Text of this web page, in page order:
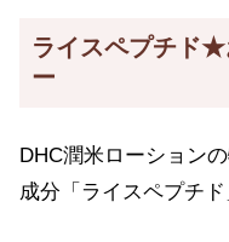
ライスペプチド★
ー
DHC潤米ローション
成分「ライスペプチド